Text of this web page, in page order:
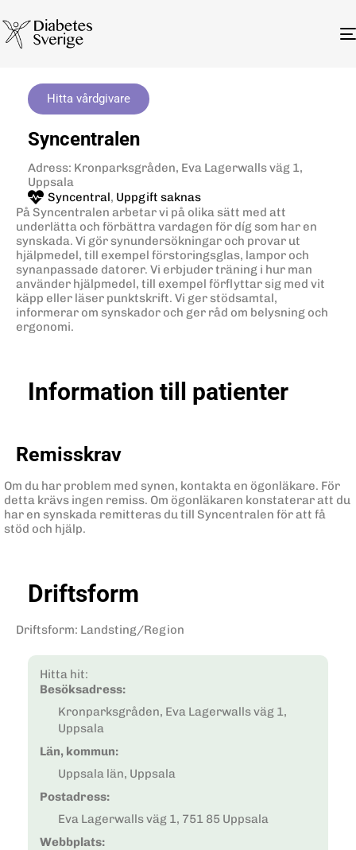
Hitta vårdgivare
Syncentralen
Adress: Kronparksgråden, Eva Lagerwalls väg 1,
Uppsala
Syncentral, Uppgift saknas
På Syncentralen arbetar vi på olika sätt med att
underlätta och förbättra vardagen för díg som har en
synskada. Vi gör synundersökningar och provar ut
hjälpmedel, till exempel förstoringsglas, lampor och
synanpassade datorer. Vi erbjuder träning i hur man
använder hjälpmedel, till exempel förflyttar sig med vit
käpp eller läser punktskrift. Vi ger stödsamtal,
informerar om synskador och ger råd om belysning och
ergonomi.
Information till patienter
Remisskrav
Om du har problem med synen, kontakta en ögonläkare. För
detta krävs ingen remiss. Om ögonläkaren konstaterar att du
har en synskada remitteras du till Syncentralen för att få
stöd och hjälp.
Driftsform
Driftsform: Landsting/Region
Hitta hit:
Besöksadress:
Kronparksgråden, Eva Lagerwalls väg 1,
Uppsala
Län, kommun:
Uppsala län, Uppsala
Postadress:
Eva Lagerwalls väg 1, 751 85 Uppsala
Webbplats: